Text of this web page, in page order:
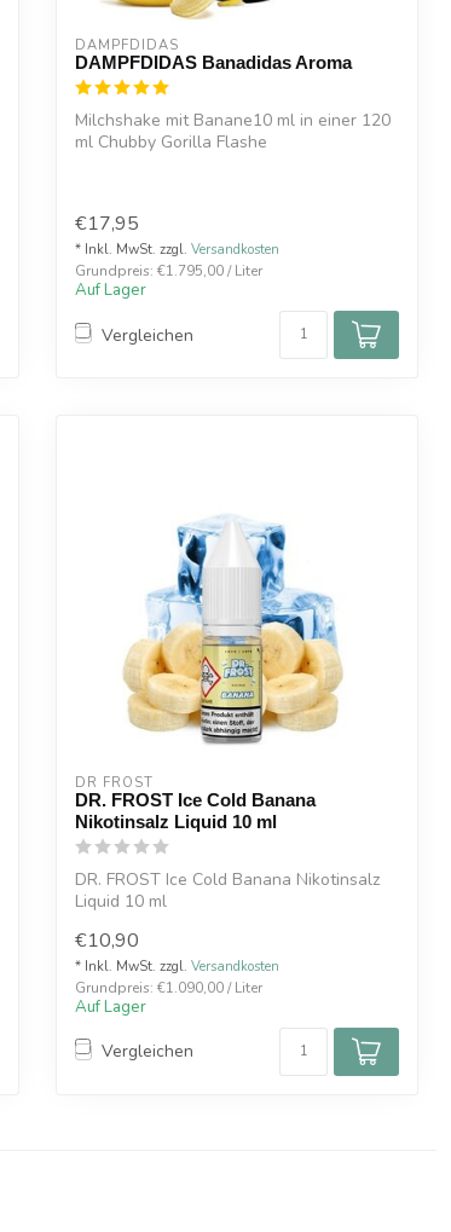
DAMPFDIDAS
DAMPFDIDAS Banadidas Aroma
Milchshake mit Banane10 ml in einer 120
ml Chubby Gorilla Flashe
€17,95
* Inkl. MwSt. zzgl. Versandkosten
Grundpreis: €1.795,00 / Liter
Auf Lager
Vergleichen
DR FROST
DR. FROST Ice Cold Banana
Nikotinsalz Liquid 10 ml
DR. FROST Ice Cold Banana Nikotinsalz
Liquid 10 ml
€10,90
* Inkl. MwSt. zzgl. Versandkosten
Grundpreis: €1.090,00 / Liter
Auf Lager
Vergleichen